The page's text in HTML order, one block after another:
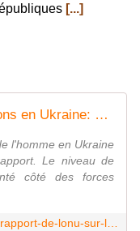
[...]
Rapport de l'ONU sur les exactions en Ukraine: âmes sensibles s'abstenir
l'homme en Ukraine
Le niveau de
côté des forces
http://russiepolitics.blogspot.fr/2017/12/rapport-de-lonu-sur-les-exactions-en.html